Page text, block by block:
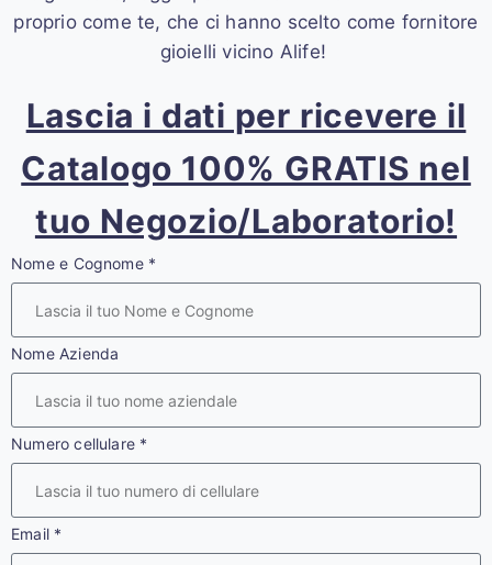
proprio come te, che ci hanno scelto come fornitore
gioielli vicino Alife!
Lascia i dati per ricevere il
Catalogo 100% GRATIS nel
tuo Negozio/Laboratorio!
Nome e Cognome *
Nome Azienda
Numero cellulare *
Email *